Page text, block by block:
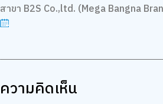
สาขา B2S Co.,ltd. (Mega Bangna
ความคิดเห็น